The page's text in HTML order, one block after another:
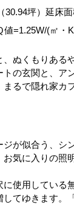
坪） 延床面
=1.25W/(㎡・
、ぬくもりある
の玄関と、ア
まるで隠れ家カ
ジが似合う、シ
お気に入りの照
に使用している
してゆきます。